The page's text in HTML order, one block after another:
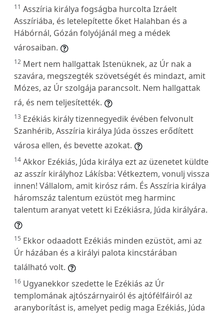
11 Asszíria királya fogságba hurcolta Izráelt
Asszíriába, és letelepítette őket Halahban és a
Hábórnál, Gózán folyójánál meg a médek
városaiban.
12 Mert nem hallgattak Istenüknek, az Úr nak a
szavára, megszegték szövetségét és mindazt, amit
Mózes, az Úr szolgája parancsolt. Nem hallgattak
rá, és nem teljesítették.
13 Ezékiás király tizennegyedik évében felvonult
Szanhérib, Asszíria királya Júda összes erődített
városa ellen, és bevette azokat.
14 Akkor Ezékiás, Júda királya ezt az üzenetet küldte
az asszír királyhoz Lákísba: Vétkeztem, vonulj vissza
innen! Vállalom, amit kirósz rám. És Asszíria királya
háromszáz talentum ezüstöt meg harminc
talentum aranyat vetett ki Ezékiásra, Júda királyára.
15 Ekkor odaadott Ezékiás minden ezüstöt, ami az
Úr házában és a királyi palota kincstárában
található volt.
16 Ugyanekkor szedette le Ezékiás az Úr
templomának ajtószárnyairól és ajtófélfáiról az
aranyborítást is, amelyet pedig maga Ezékiás, Júda